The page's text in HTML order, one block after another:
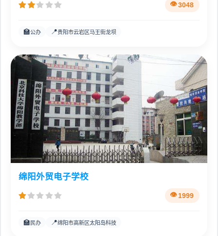
3048
🏫公办 📍贵阳市云岩区马王街龙坝
绵阳外贸电子学校
1999
🏫 民办 📍绵阳市高新区太阳岛科技